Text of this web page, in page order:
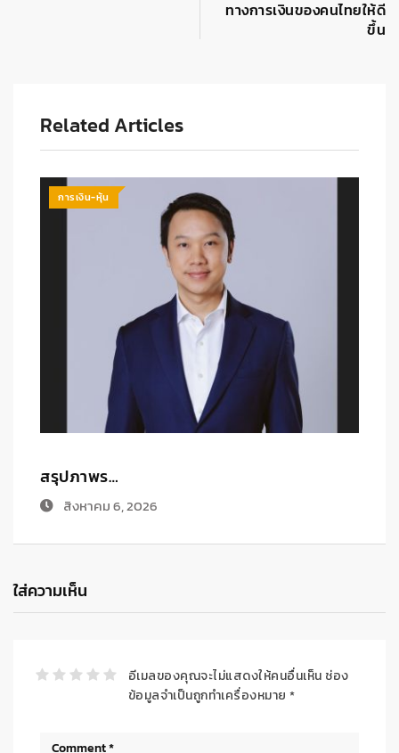
ทางการเงินของคนไทยให้ดี
ขึ้น
Related Articles
การเงิน-หุ้น
ทิสโก้ อ…
สิงหาคม 5, 2026
ใส่ความเห็น
อีเมลของคุณจะไม่แสดงให้คนอื่นเห็น ช่อง
ข้อมูลจำเป็นถูกทำเครื่องหมาย *